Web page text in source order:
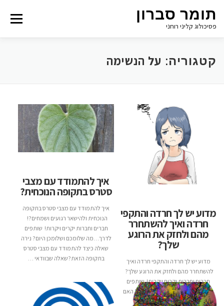
תומר סברון
פסיכולוג קליני רוחני
Menu
קטגוריה: על הנשימה
מדוע יש לך חרדה והתקפי
חרדה ואיך להשתחרר
מהם ולחזק את הרוגע
שלך?
מדוע יש לך חרדה והתקפי חרדה ואיך
להשתחרר מהם ולחזק את הרוגע שלך?
חברים וחברות יקרים ויקרות! שותפים
לדרך…מה שלומכם ושלומכן היום? האם
יש לך חרדה?האם יש לך מידי …
איך להתמודד עם מצבי
סטרס בתקופה הנוכחית?
איך להתמודד עם מצבי סטרס בתקופה
הנוכחית ולהישאר רגועים ושמחים?!
חברים וחברות יקרים ויקרות! שותפים
לדרך…מה שלומכם ושלומכן היום? נירה
שאלה כיצד להתמודד עם מצבי סטרס
בתקופה הזאת?שאלה שבוודאי …